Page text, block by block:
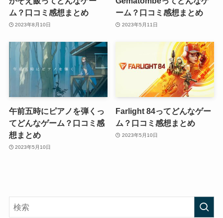
ム？口コミ感想まとめ
2023年8月10日
ーム？口コミ感想まとめ
2023年5月11日
午前五時にピアノを弾くっ
てどんなゲーム？口コミ感
想まとめ
2023年5月10日
Farlight 84ってどんなゲー
ム？口コミ感想まとめ
2023年5月10日